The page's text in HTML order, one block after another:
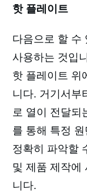
핫 플레이트
다음으로 할 수
사용하는 것입
핫 플레이트 위
니다. 거기서부
로 열이 전달되
를 통해 특정
정확히 파악할
및 제품 제작에
니다.